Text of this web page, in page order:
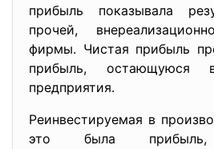
прибыль показывала
прочей,
фирмы. Чистая прибыль
прибыль, остающуюся
предприятия.
Реинвестируемая в
это была прибыль,